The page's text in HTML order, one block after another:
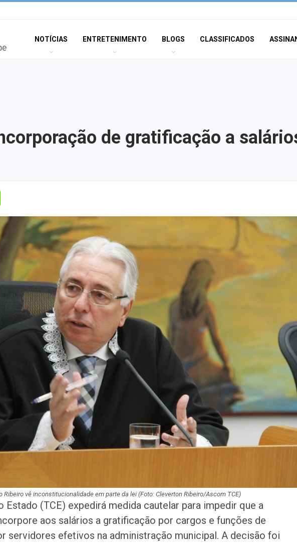
NOTÍCIAS ENTRETENIMENTO BLOGS CLASSIFICADOS
de gratificação a
Ribeiro vê inconstitucionalidade em parte da lei (Foto: Cleverton Ribeiro/Ascom TCE)
Estado (TCE) expedirá medida cautelar para impedir que a
aos salários a gratificação por cargos e funções de
servidores efetivos na administração municipal. A decisão foi
Anvisa proíbe
sem registro que
prometiam
emagrecimento
Operação
de motocicletas
sobre aferição
Três homens
por furto de
de cobre em
foram
aponta…